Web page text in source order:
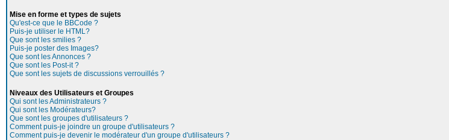
Mise en forme et types de sujets
Qu'est-ce que le BBCode ?
Puis-je utiliser le HTML?
Que sont les smilies ?
Puis-je poster des Images?
Que sont les Annonces ?
Que sont les Post-it ?
Que sont les sujets de discussions verrouillés ?
Niveaux des Utilisateurs et Groupes
Qui sont les Administrateurs ?
Qui sont les Modérateurs?
Que sont les groupes d'utilisateurs ?
Comment puis-je joindre un groupe d'utilisateurs ?
Comment puis-je devenir le modérateur d'un groupe d'utilisateurs ?